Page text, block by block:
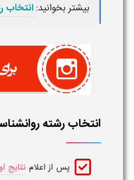
بیشتر بخوانید:انتخاب
انتخاب رشته
پس از اعلام نتایج